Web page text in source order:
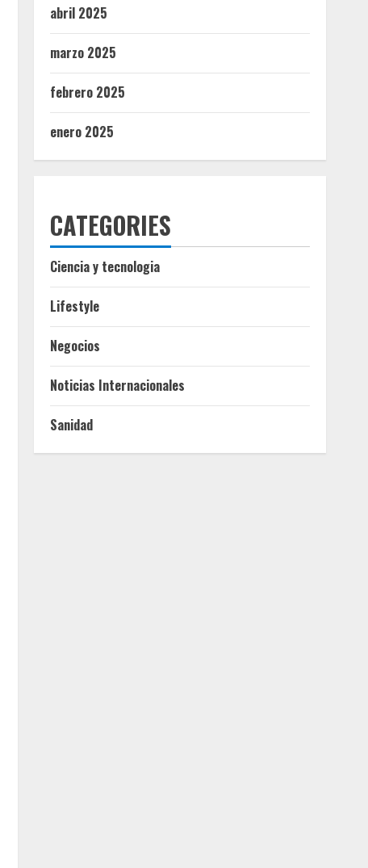
abril 2025
marzo 2025
febrero 2025
enero 2025
CATEGORIES
Ciencia y tecnologia
Lifestyle
Negocios
Noticias Internacionales
Sanidad